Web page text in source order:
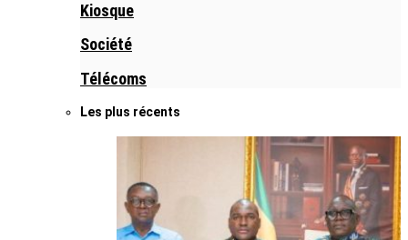
Kiosque
Société
Télécoms
Les plus récents